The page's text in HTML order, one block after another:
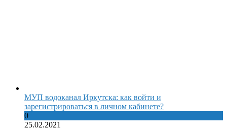
МУП водоканал Иркутска: как войти и
зарегистрироваться в личном кабинете?
0
25.02.2021